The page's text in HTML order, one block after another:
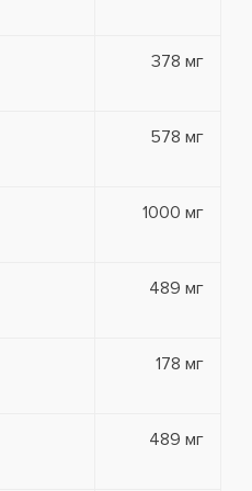
378 мг
578 мг
1000 мг
489 мг
178 мг
489 мг